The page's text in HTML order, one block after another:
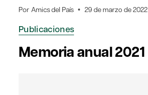
Por Amics del País 29 de marzo de 2022
Publicaciones
Memoria anual 2021